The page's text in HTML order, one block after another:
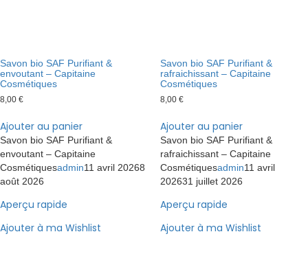
Savon bio SAF Purifiant &
envoutant – Capitaine
Cosmétiques
8,00 €
Ajouter au panier
Savon bio SAF Purifiant &
envoutant – Capitaine
Cosmétiquesadmin11 avril 20268
août 2026
Aperçu rapide
Ajouter à ma Wishlist
Savon bio SAF Purifiant &
rafraichissant – Capitaine
Cosmétiques
8,00 €
Ajouter au panier
Savon bio SAF Purifiant &
rafraichissant – Capitaine
Cosmétiquesadmin11 avril
202631 juillet 2026
Aperçu rapide
Ajouter à ma Wishlist